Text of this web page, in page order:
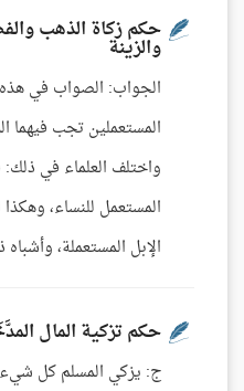
حكم زكاة الذهب
والزينة
الجواب: الصواب في هذه
المستعملين تجب فيهما
واختلف العلماء في
المستعمل للنساء، وهكذا
الإبل المستعملة، وأشباه
حكم تزكية المال
ج: يزكي المسلم كل